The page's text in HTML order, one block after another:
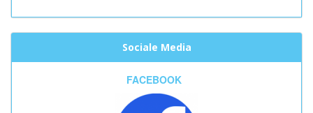
Sociale Media
FACEBOOK